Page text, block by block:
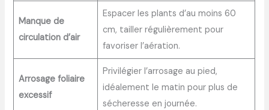
Manque de
circulation d’air
Espacer les plants d’au moins 60
cm, tailler régulièrement pour
favoriser l’aération.
Arrosage foliaire
excessif
Privilégier l’arrosage au pied,
idéalement le matin pour plus de
sécheresse en journée.